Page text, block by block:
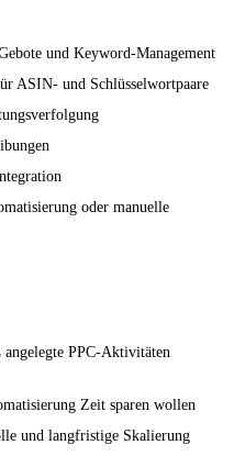
und Keyword-Management
ASIN- und Schlüsselwortpaare
oder manuelle
PPC-Aktivitäten
Zeit sparen wollen
und langfristige Skalierung